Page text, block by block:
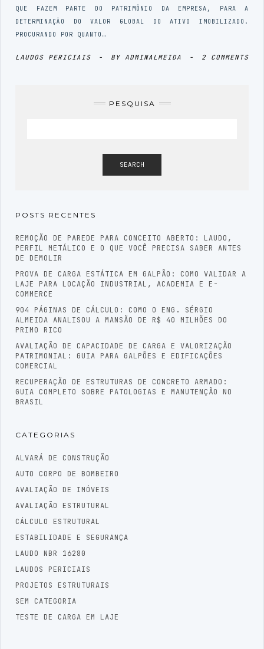
QUE FAZEM PARTE DO PATRIMÔNIO DA EMPRESA, PARA A
DETERMINAÇÃO DO VALOR GLOBAL DO ATIVO IMOBILIZADO.
PROCURANDO POR QUANTO…
LAUDOS PERICIAIS - BY ADMINALMEIDA - 2 COMMENTS
PESQUISA
SEARCH
POSTS RECENTES
REMOÇÃO DE PAREDE PARA CONCEITO ABERTO: LAUDO,
PERFIL METÁLICO E O QUE VOCÊ PRECISA SABER ANTES
DE DEMOLIR
PROVA DE CARGA ESTÁTICA EM GALPÃO: COMO VALIDAR A
LAJE PARA LOCAÇÃO INDUSTRIAL, ACADEMIA E E-
COMMERCE
904 PÁGINAS DE CÁLCULO: COMO O ENG. SÉRGIO
ALMEIDA ANALISOU A MANSÃO DE R$ 40 MILHÕES DO
PRIMO RICO
AVALIAÇÃO DE CAPACIDADE DE CARGA E VALORIZAÇÃO
PATRIMONIAL: GUIA PARA GALPÕES E EDIFICAÇÕES
COMERCIAL
RECUPERAÇÃO DE ESTRUTURAS DE CONCRETO ARMADO:
GUIA COMPLETO SOBRE PATOLOGIAS E MANUTENÇÃO NO
BRASIL
CATEGORIAS
ALVARÁ DE CONSTRUÇÃO
AUTO CORPO DE BOMBEIRO
AVALIAÇÃO DE IMÓVEIS
AVALIAÇÃO ESTRUTURAL
CÁLCULO ESTRUTURAL
ESTABILIDADE E SEGURANÇA
LAUDO NBR 16280
LAUDOS PERICIAIS
PROJETOS ESTRUTURAIS
SEM CATEGORIA
TESTE DE CARGA EM LAJE